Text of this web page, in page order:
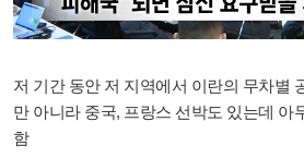
저 기간 동안 저 지역에서 이란의 무차별
만 아니라 중국, 프랑스 선박도 있는데 아
함